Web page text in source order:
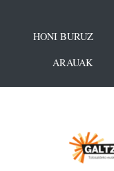
HONI BURUZ
ARAUAK